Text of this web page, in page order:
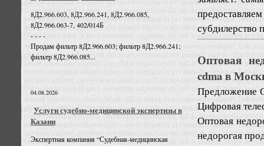
8Д2.966.603, 8Д2.966.241, 8Д2.966.085,
8Д2.966.063-7, 402/014Б
- - - -
Продам фильтр 8Д2.966.603; фильтр 8Д2.966.241;
фильтр 8Д2.966.085...
04.08.2026
Услуги судебно-медицинской экспертизы в
Казани
Экспертная компания “Судебная-медицинская
субдилерство
Оптовая
cdma в
Предложение
Цифровая
Оптовая
недорогая